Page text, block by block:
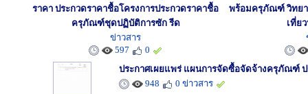
ราคา ประกวดราคาชื้อโครงการประกวดราคาชื้อ
ครุภัณฑ์ชุดปฏิบัติการซัก รีด
ข่าวสาร
597
0
พร้อมครุภัณฑ์ วิทยา
เที่ย
ประกาศเผยแพร่ แผนการจัดซื้อจัดจ้างครุภัณฑ์
948
0 ข่าวสาร